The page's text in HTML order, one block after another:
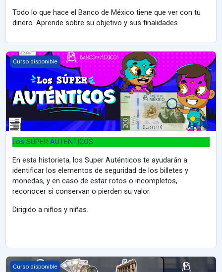
Todo lo que hace el Banco de México tiene que ver con tu
dinero. Aprende sobre su objetivo y sus finalidades.
Los SÚPER AUTÉNTICOS
Curso disponible
Los SÚPER AUTÉNTICOS
En esta historieta, los Super Auténticos te ayudarán a
identificar los elementos de seguridad de los billetes y
monedas, y en caso de estar rotos o incompletos,
reconocer si conservan o pierden su valor.
Dirigido a niños y niñas.
Conoce los billetes y las monedas de México 2026
Curso disponible